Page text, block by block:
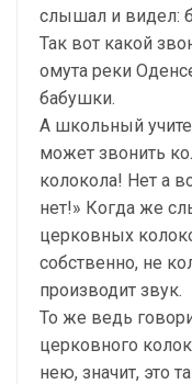
слышал и видел:
Так вот какой
омута реки
бабушки.
А школьный
может звонить
колокола! Нет а
нет!» Когда же
церковных
собственно, не
производит звук.
То же ведь
церковного
нею, значит, это